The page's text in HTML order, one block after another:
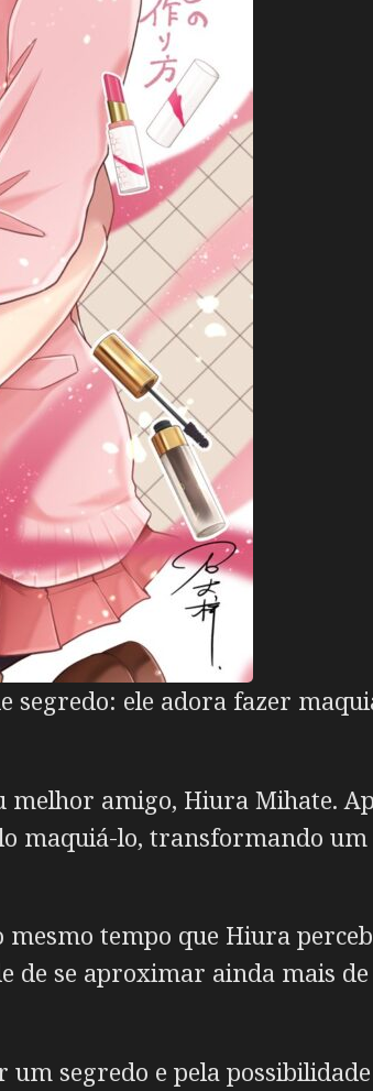
segredo: ele adora fazer
melhor amigo, Hiura Mihate.
maquiá-lo, transformando um
tempo que Hiura
de se aproximar ainda mais de
segredo e pela